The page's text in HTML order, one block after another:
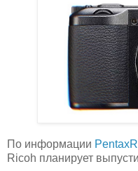
По информации
Ricoh планирует